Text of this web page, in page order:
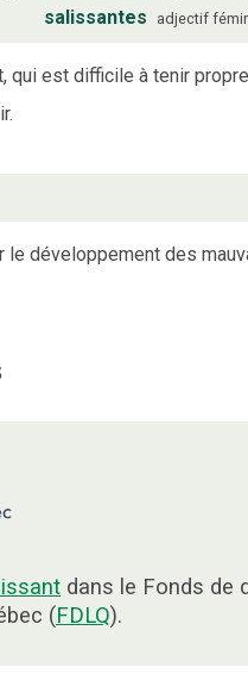
salissantes adjectif
qui est difficile à tenir
développement des
dans le Fonds de
(FDLQ).